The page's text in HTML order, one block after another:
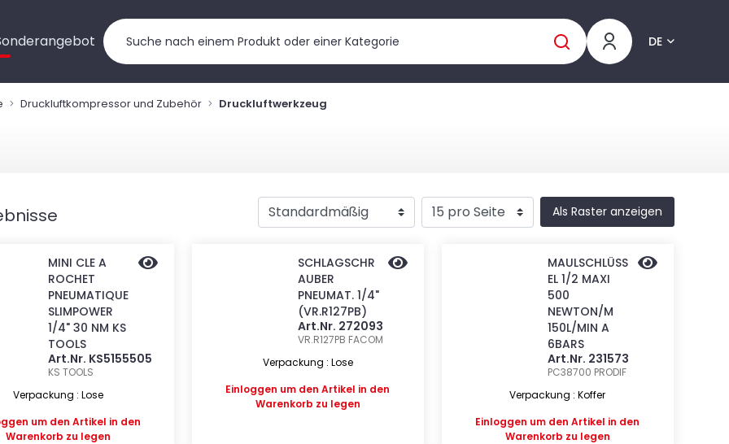
DE
Druckluftkompressor und Zubehör Druckluftwerkzeug
Als Raster anzeigen
MINI CLE A
ROCHET
PNEUMATIQUE
SLIMPOWER
1/4" 30 NM KS
TOOLS
Art.Nr. KS5155505
KS TOOLS
Verpackung : Lose
um den Artikel in den
Warenkorb zu legen
SCHLAGSCHR
AUBER
PNEUMAT. 1/4"
(VR.R127PB)
Art.Nr. 272093
VR.R127PB FACOM
Verpackung : Lose
Einloggen um den Artikel in den
Warenkorb zu legen
MAULSCHLÜSS
EL 1/2 MAXI
500
NEWTON/M
150L/MIN A
6BARS
Art.Nr. 231573
PC38700 PRODIF
Verpackung : Koffer
Einloggen um den Artikel in den
Warenkorb zu legen